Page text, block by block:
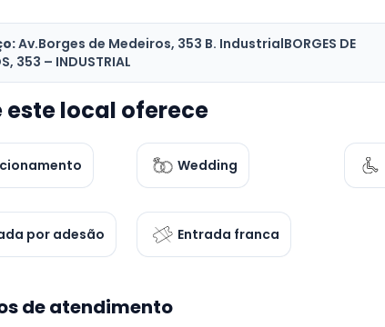
Av.Borges de Medeiros, 353 B. IndustrialBORGES DE
353 – INDUSTRIAL
este local oferece
Wedding
por adesão Entrada franca
de atendimento